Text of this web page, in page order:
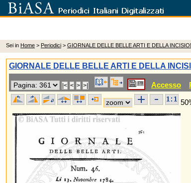
Sei in Home > Periodici > GIORNALE DELLE BELLE ARTI E DELLA
GIORNALE DELLE BELLE ARTI E DELLA
Accesso